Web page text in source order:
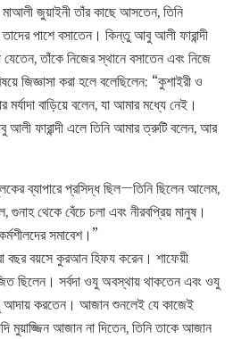
জুয়াইনী তাঁর কাছে আসতেন, তিনি
তাদের পাশে বসাতেন। কিন্তু আবু আলী ফারান্দী
তাঁকে নিজের স্থানে বসাতেন এবং নিজে
জিজ্ঞাসা করা হলে বলেছিলেন: “কুশাইরী ও
বাড়িয়ে বলেন, যা আমার মধ্যে নেই।
ফারান্দী এলে তিনি আমার ত্রুটি বলেন, আর
ব্যাপারে প্রসিদ্ধ ছিল—তিনি ছিলেন আলেম,
গুনাহ থেকে বেঁচে চলা এবং নীরবপ্রিয় মানুষ।
সমাবেশ।”
বছর বয়সে কুরআন হিফয করেন। শাফেয়ী
ছিলেন। সর্বদা ওযু অবস্থায় থাকতেন এবং ওযু
করতেন। আজান শুনলেই যে কাজেই
মুয়াজ্জিন আজান না দিতেন, তিনি তাকে আজান